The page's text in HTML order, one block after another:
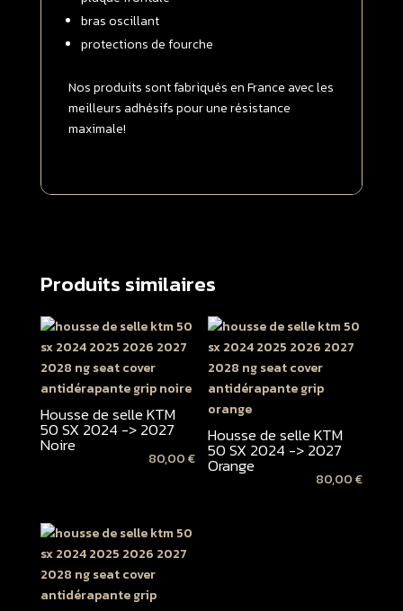
bras oscillant
protections de fourche
Nos produits sont fabriqués en France avec les
meilleurs adhésifs pour une résistance
maximale!
Produits similaires
Housse de selle KTM
50 SX 2024 -> 2027
Noire
80,00€
Housse de selle KTM
50 SX 2024 -> 2027
Orange
80,00€